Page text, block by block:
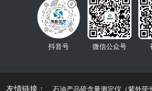
抖音号 微信公众号
友情链接： 石油产品硫含量测定仪（紫外荧